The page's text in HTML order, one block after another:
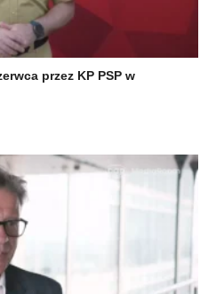
przez KP PSP w